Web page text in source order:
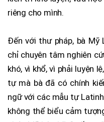
riêng cho mình.
Đến với thư pháp, bà Mỹ
chỉ chuyên tâm nghiên
khó, vì khổ, vì phải luyện
tự mà bà đã có chính
ngữ với các mẫu tự
không thể biểu cảm